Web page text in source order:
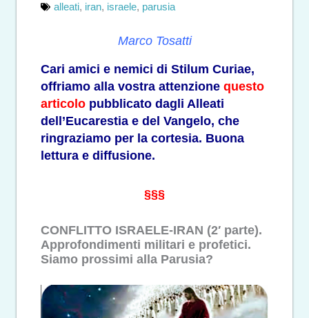
alleati, iran, israele, parusia
Marco Tosatti
Cari amici e nemici di Stilum Curiae,
offriamo alla vostra attenzione questo
articolo pubblicato dagli Alleati
dell’Eucarestia e del Vangelo, che
ringraziamo per la cortesia. Buona
lettura e diffusione.
§§§
CONFLITTO ISRAELE-IRAN (2′ parte).
Approfondimenti militari e profetici.
Siamo prossimi alla Parusia?